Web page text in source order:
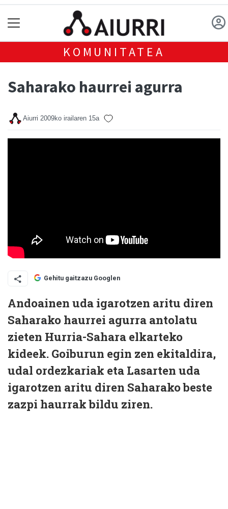
KOMUNITATEA
Saharako haurrei agurra
Aiurri 2009ko irailaren 15a
Gehitu gaitzazu Googlen
Andoainen uda igarotzen aritu diren
Saharako haurrei agurra antolatu
zieten Hurria-Sahara elkarteko
kideek. Goiburun egin zen ekitaldira,
udal ordezkariak eta Lasarten uda
igarotzen aritu diren Saharako beste
zazpi haurrak bildu ziren.